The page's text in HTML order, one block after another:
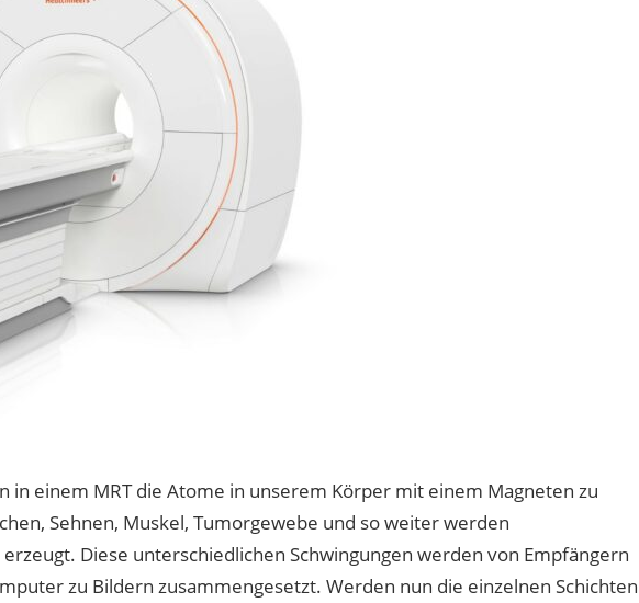
in einem MRT die Atome in unserem Körper mit einem Magneten zu
Sehnen, Muskel, Tumorgewebe und so weiter werden
Diese unterschiedlichen Schwingungen werden von Empfängern
zu Bildern zusammengesetzt. Werden nun die einzelnen Schichten